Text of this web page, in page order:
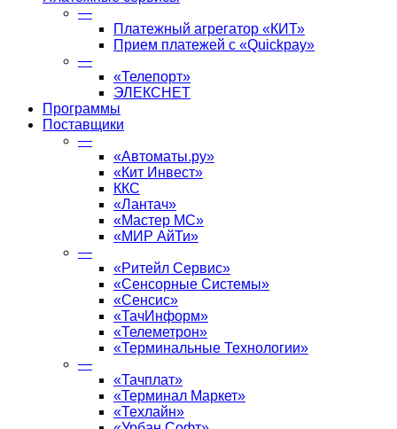
—
Платежный агрегатор «КИТ»
Прием платежей с «Quickpay»
—
«Телепорт»
ЭЛЕКСНЕТ
Программы
Поставщики
—
«Автоматы.ру»
«Кит Инвест»
ККС
«Лантач»
«Мастер МС»
«МИР АйТи»
—
«Ритейл Сервис»
«Сенсорные Системы»
«Сенсис»
«ТачИнформ»
«Телеметрон»
«Терминальные Технологии»
—
«Тачплат»
«Терминал Маркет»
«Техлайн»